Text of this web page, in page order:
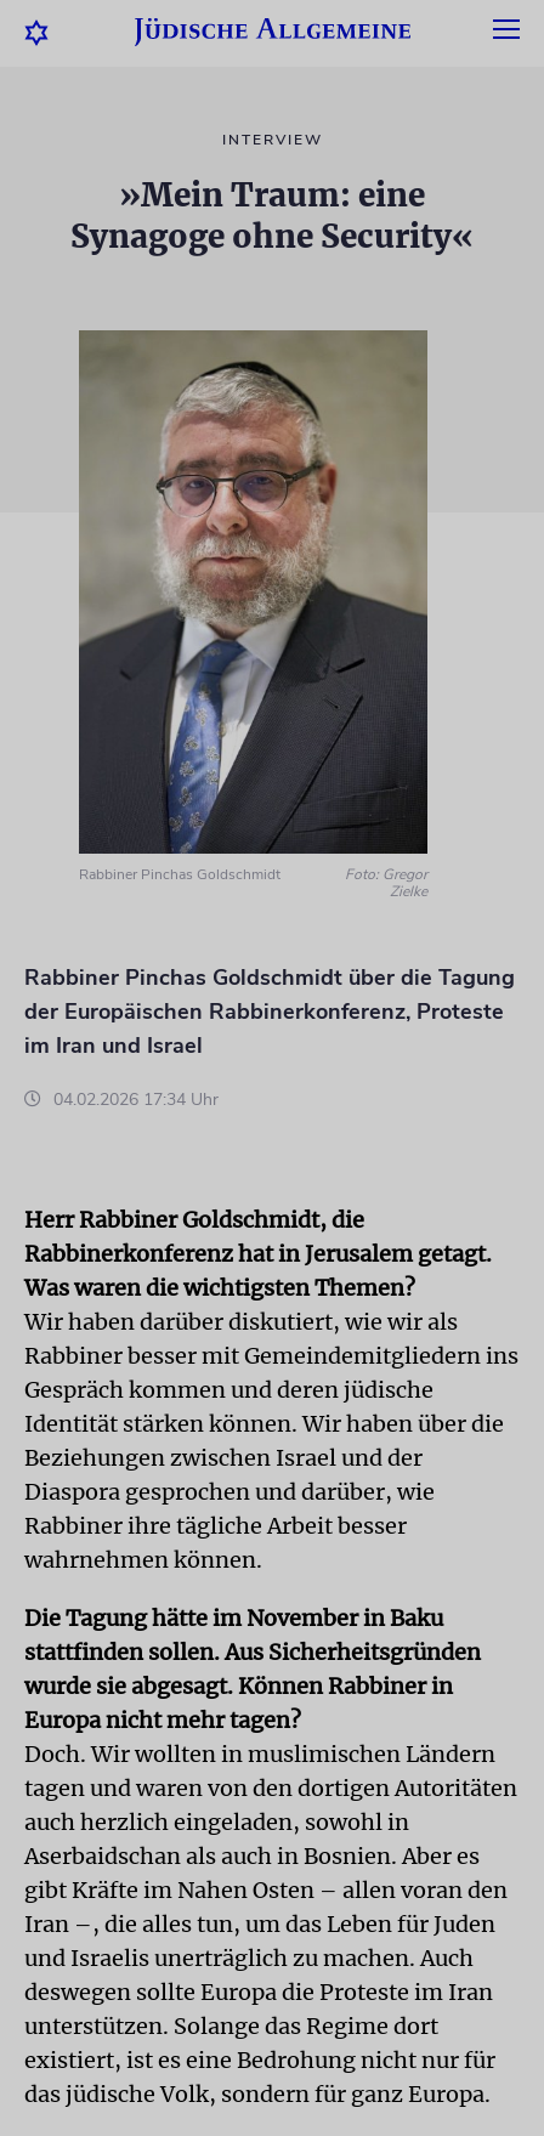
INTERVIEW
»Mein Traum: eine
Synagoge ohne Security«
Rabbiner Pinchas Goldschmidt
Foto: Gregor
Zielke
Rabbiner Pinchas Goldschmidt über die Tagung
der Europäischen Rabbinerkonferenz, Proteste
im Iran und Israel
04.02.2026 17:34 Uhr
Herr Rabbiner Goldschmidt, die
Rabbinerkonferenz hat in Jerusalem getagt.
Was waren die wichtigsten Themen?
Wir haben darüber diskutiert, wie wir als
Rabbiner besser mit Gemeindemitgliedern ins
Gespräch kommen und deren jüdische
Identität stärken können. Wir haben über die
Beziehungen zwischen Israel und der
Diaspora gesprochen und darüber, wie
Rabbiner ihre tägliche Arbeit besser
wahrnehmen können.
Die Tagung hätte im November in Baku
stattfinden sollen. Aus Sicherheitsgründen
wurde sie abgesagt. Können Rabbiner in
Europa nicht mehr tagen?
Doch. Wir wollten in muslimischen Ländern
tagen und waren von den dortigen Autoritäten
auch herzlich eingeladen, sowohl in
Aserbaidschan als auch in Bosnien. Aber es
gibt Kräfte im Nahen Osten – allen voran den
Iran –, die alles tun, um das Leben für Juden
und Israelis unerträglich zu machen. Auch
deswegen sollte Europa die Proteste im Iran
unterstützen. Solange das Regime dort
existiert, ist es eine Bedrohung nicht nur für
das jüdische Volk, sondern für ganz Europa.